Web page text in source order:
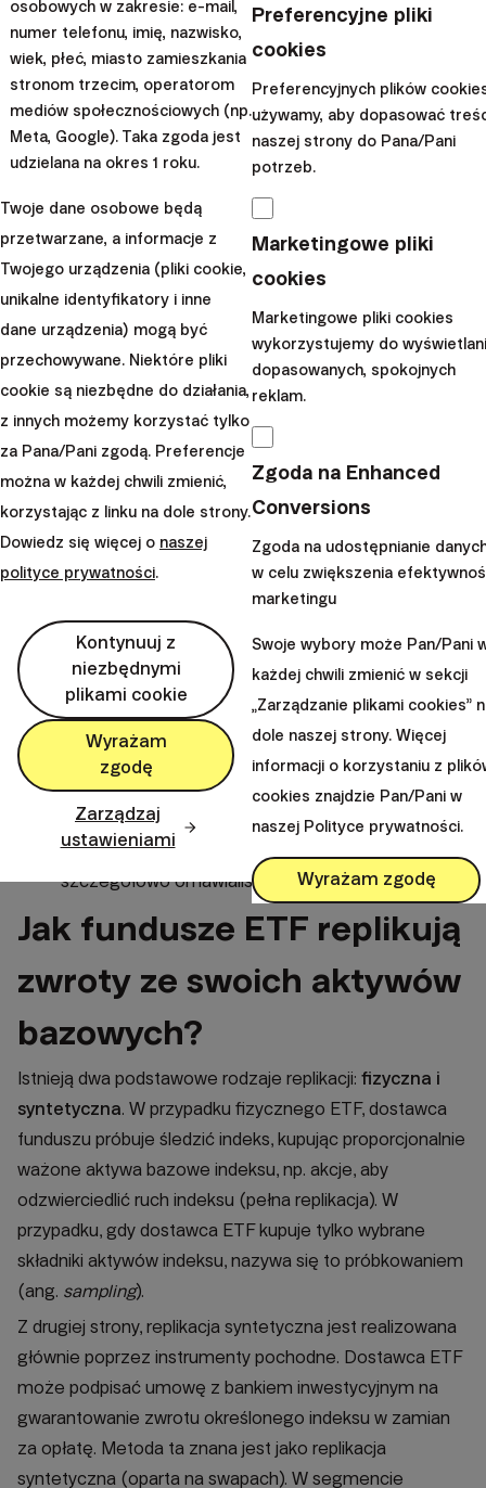
Żródło: Federal Reserve of St. Louis
Obecnie oferowane są różne rodzaje funduszy ETF, a
najpopularniejsze z nich to
Indeksowe fundusze ETF
przeznaczone do śledzenia określonych indeksów
światowych. Jednymi z najpopularniejszych są S&P
500, Stoxx Europe 600 i MSCI World.
Obligacyjne fundusze ETF
śledzą różne koszyki obligacji.
Surowcowe fundusze ETF: Oferują ekspozycję
na metale szlachetne, towary czy ropę naftową.
Istnieją różne rodzaje surowcowych funduszy ETF,
które koncentrują się wyłącznie na jednym rodzaju
surowca lub całej ich grupie.
Branżowe lub sektorowe fundusze ETF: Te
fundusze ETF są wąsko skoncentrowane na
jednym sektorze, np. farmaceutycznym,
użyteczności publicznej lub technologicznym.
Fundusze ETF rynków zagranicznych:
Umożliwiają przykładowo łatwy dostęp do krajów z
rynków wschodzących. Dlaczego warto mieć
ekspozycję na aktywa z tych gospodarek
szczegółowo omawialiśmy
w tym artykule.
Jak fundusze ETF replikują
zwroty ze swoich aktywów
bazowych?
Istnieją dwa podstawowe rodzaje replikacji: fizyczna i
syntetyczna. W przypadku fizycznego ETF, dostawca
funduszu próbuje śledzić indeks, kupując proporcjonalnie
ważone aktywa bazowe indeksu, np. akcje, aby
odzwierciedlić ruch indeksu (pełna replikacja). W
przypadku, gdy dostawca ETF kupuje tylko wybrane
składniki aktywów indeksu, nazywa się to próbkowaniem
(ang. sampling).
Z drugiej strony, replikacja syntetyczna jest realizowana
głównie poprzez instrumenty pochodne. Dostawca ETF
może podpisać umowę z bankiem inwestycyjnym na
gwarantowanie zwrotu określonego indeksu w zamian
za opłatę. Metoda ta znana jest jako replikacja
syntetyczna (oparta na swapach). W segmencie
osobowych w zakresie: e-mail,
numer telefonu, imię, nazwisko,
wiek, płeć, miasto zamieszkania
stronom trzecim, operatorom
mediów społecznościowych (np.
Meta, Google). Taka zgoda jest
udzielana na okres 1 roku.
Twoje dane osobowe będą
przetwarzane, a informacje z
Twojego urządzenia (pliki cookie,
unikalne identyfikatory i inne
dane urządzenia) mogą być
przechowywane. Niektóre pliki
cookie są niezbędne do działania,
z innych możemy korzystać tylko
za Pana/Pani zgodą. Preferencje
można w każdej chwili zmienić,
korzystając z linku na dole strony.
Dowiedz się więcej o naszej
polityce prywatności.
Kontynuuj z
niezbędnymi
plikami cookie
Wyrażam
zgodę
Zarządzaj
ustawieniami
Preferencyjne pliki
cookies
Preferencyjnych plików
używamy, aby dopasować
naszej strony do Pana/Pani
potrzeb.
Marketingowe pliki
cookies
Marketingowe pliki cookies
wykorzystujemy do
dopasowanych, spokojnych
reklam.
Zgoda na Enhanced
Conversions
Zgoda na udostępnianie
w celu zwiększenia
marketingu
Swoje wybory może Pan/Pani
każdej chwili zmienić w sekcji
„Zarządzanie plikami cookies”
dole naszej strony. Więcej
informacji o korzystaniu z
cookies znajdzie Pan/Pani w
naszej Polityce prywatności.
Wyrażam zgodę